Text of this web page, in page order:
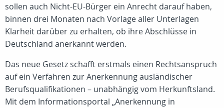
sollen auch Nicht-EU-Bürger ein Anrecht darauf haben,
binnen drei Monaten nach Vorlage aller Unterlagen
Klarheit darüber zu erhalten, ob ihre Abschlüsse in
Deutschland anerkannt werden.
Das neue Gesetz schafft erstmals einen Rechtsanspruch
auf ein Verfahren zur Anerkennung ausländischer
Berufsqualifikationen – unabhängig vom Herkunftsland.
Mit dem Informationsportal „Anerkennung in